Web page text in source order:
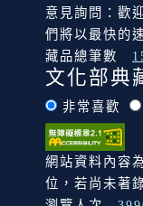
意見詢問：歡
們將以最快的
藏品總筆數
文化部典
非常喜歡
網站資料內容
位，若尚未著